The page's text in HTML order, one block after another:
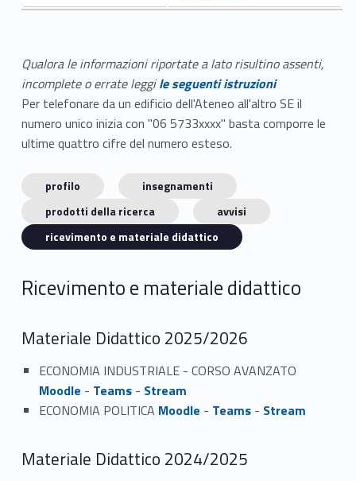
Qualora le informazioni riportate a lato risultino assenti,
incomplete o errate leggile seguenti istruzioni
Per telefonare da un edificio dell'Ateneo all'altro SE il
numero unico inizia con "06 5733xxxx" basta comporre le
ultime quattro cifre del numero esteso.
profilo
insegnamenti
prodotti della ricerca
avvisi
ricevimento e materiale didattico
Ricevimento e materiale didattico
Materiale Didattico 2025/2026
ECONOMIA INDUSTRIALE - CORSO AVANZATO
Moodle - Teams- Stream
ECONOMIA POLITICA Moodle - Teams- Stream
Materiale Didattico 2024/2025